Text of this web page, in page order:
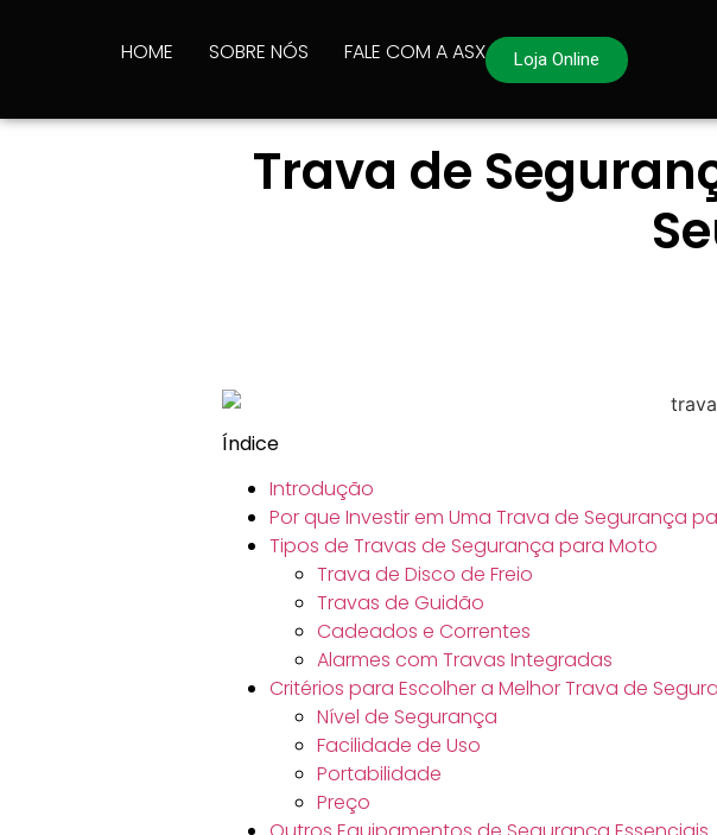
HOME SOBRE NÓS FALE COM A ASX Loja Online
Trava de
Índice
Introdução
Por que Investir em Uma Trava de Segurança
Tipos de Travas de Segurança para Moto
Trava de Disco de Freio
Travas de Guidão
Cadeados e Correntes
Alarmes com Travas Integradas
Critérios para Escolher a Melhor Trava de
Nível de Segurança
Facilidade de Uso
Portabilidade
Preço